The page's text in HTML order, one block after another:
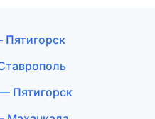
Пятигорск
Пятигорск